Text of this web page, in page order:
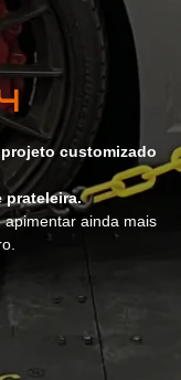
customizado
prateleira.
ainda mais